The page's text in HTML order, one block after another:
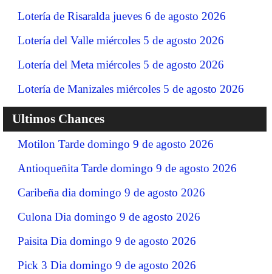
Lotería de Risaralda jueves 6 de agosto 2026
Lotería del Valle miércoles 5 de agosto 2026
Lotería del Meta miércoles 5 de agosto 2026
Lotería de Manizales miércoles 5 de agosto 2026
Ultimos Chances
Motilon Tarde domingo 9 de agosto 2026
Antioqueñita Tarde domingo 9 de agosto 2026
Caribeña dia domingo 9 de agosto 2026
Culona Dia domingo 9 de agosto 2026
Paisita Dia domingo 9 de agosto 2026
Pick 3 Dia domingo 9 de agosto 2026